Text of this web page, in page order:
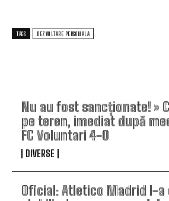
Nu au fost sancționate! »
pe teren, imediat după
FC Voluntari 4-0
DIVERSE
Oficial: Atletico Madrid l-a
TAGS DEZVOLTARE PERSONALA